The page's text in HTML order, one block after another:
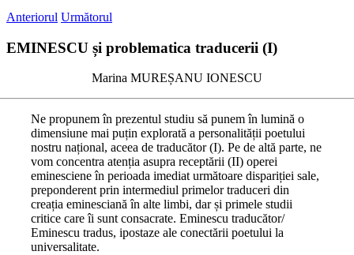
Anteriorul Următorul
EMINESCU și problematica traducerii (I)
Marina MUREȘANU IONESCU
Ne propunem în prezentul studiu să punem în lumină o
dimensiune mai puțin explorată a personalității poetului
nostru național, aceea de traducător (I). Pe de altă parte, ne
vom concentra atenția asupra receptării (II) operei
eminesciene în perioada imediat următoare dispariției sale,
preponderent prin intermediul primelor traduceri din
creația eminesciană în alte limbi, dar și primele studii
critice care îi sunt consacrate. Eminescu traducător/
Eminescu tradus, ipostaze ale conectării poetului la
universalitate.